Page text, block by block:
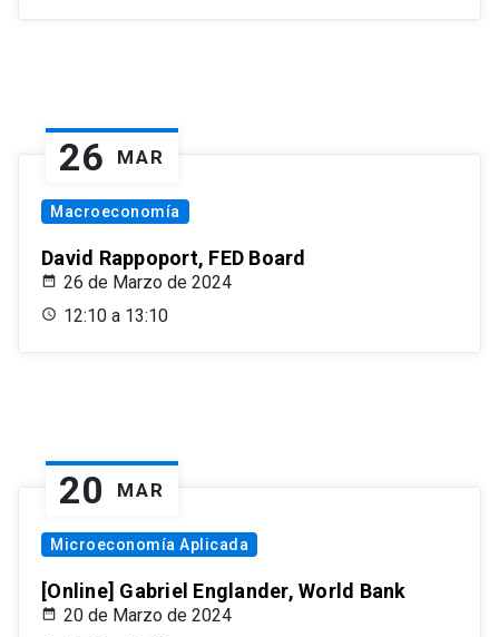
26 MAR
Macroeconomía
David Rappoport, FED Board
26 de Marzo de 2024
12:10 a 13:10
20 MAR
Microeconomía Aplicada
[Online] Gabriel Englander, World Bank
20 de Marzo de 2024